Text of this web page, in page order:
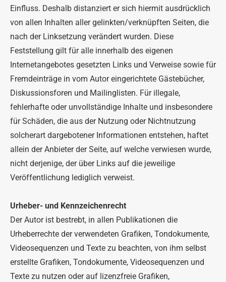
Einfluss. Deshalb distanziert er sich hiermit ausdrücklich
von allen Inhalten aller gelinkten/verknüpften Seiten, die
nach der Linksetzung verändert wurden. Diese
Feststellung gilt für alle innerhalb des eigenen
Internetangebotes gesetzten Links und Verweise sowie für
Fremdeinträge in vom Autor eingerichtete Gästebücher,
Diskussionsforen und Mailinglisten. Für illegale,
fehlerhafte oder unvollständige Inhalte und insbesondere
für Schäden, die aus der Nutzung oder Nichtnutzung
solcherart dargebotener Informationen entstehen, haftet
allein der Anbieter der Seite, auf welche verwiesen wurde,
nicht derjenige, der über Links auf die jeweilige
Veröffentlichung lediglich verweist.
Urheber- und Kennzeichenrecht
Der Autor ist bestrebt, in allen Publikationen die
Urheberrechte der verwendeten Grafiken, Tondokumente,
Videosequenzen und Texte zu beachten, von ihm selbst
erstellte Grafiken, Tondokumente, Videosequenzen und
Texte zu nutzen oder auf lizenzfreie Grafiken,